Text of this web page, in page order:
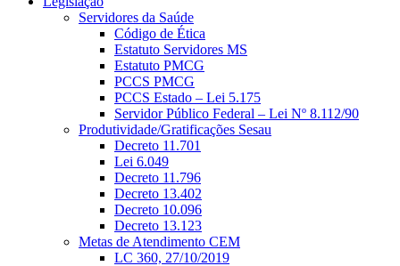
Servidores da Saúde
Código de Ética
Estatuto Servidores MS
Estatuto PMCG
PCCS PMCG
PCCS Estado – Lei 5.175
Servidor Público Federal – Lei Nº 8.112/90
Produtividade/Gratificações Sesau
Decreto 11.701
Lei 6.049
Decreto 11.796
Decreto 13.402
Decreto 10.096
Decreto 13.123
Metas de Atendimento CEM
LC 360, 27/10/2019